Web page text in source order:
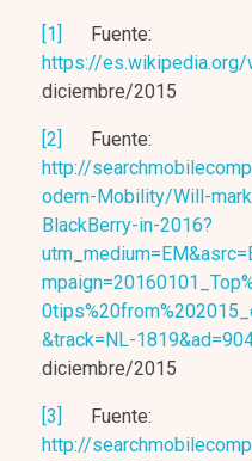
[1]
Fuente:
https://
diciembre/2015
[2]
Fuente:
http://
odern-Mobility/Will-
BlackBerry-in-2016?
&track=NL-
diciembre/2015
[3]
Fuente:
http://